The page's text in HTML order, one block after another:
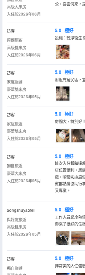
高級大床房
入住於2026年06月
公，喜由何來，
訪客
商務旅客
高級雙床房
入住於2026年06月
5.0 極好
設施：乾淨衞生
訪客
家庭旅遊
豪華雙床房
入住於2026年05月
5.0 極好
附近有居民區，
訪客
家庭旅遊
豪華雙床房
入住於2026年05月
5.0 極好
房間大，特別好！
訪客
獨自旅遊
豪華大床房
入住於2026年05月
5.0 極好
這次入住體驗遠
店位置便利，周
處，瞬間切換度
賓部熱情協助行
又專業。
Songshuyaofei
與好友旅遊
高級雙床房
入住於2026年05月
5.0 極好
工作人員態度熱
帶來了很好的住
訪客
獨自旅遊
5.0 極好
非常美的入住體